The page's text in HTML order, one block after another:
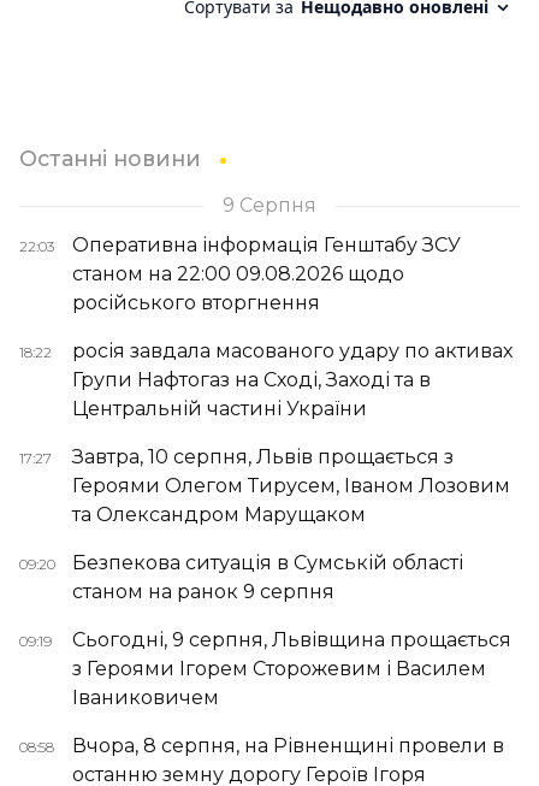
Останні новини
9 Серпня
22:03
Оперативна інформація Генштабу ЗСУ
станом на 22:00 09.08.2026 щодо
російського вторгнення
18:22
росія завдала масованого удару по активах
Групи Нафтогаз на Сході, Заході та в
Центральній частині України
17:27
Завтра, 10 серпня, Львів прощається з
Героями Олегом Тирусем, Іваном Лозовим
та Олександром Марущаком
09:20
Безпекова ситуація в Сумській області
станом на ранок 9 серпня
09:19
Сьогодні, 9 серпня, Львівщина прощається
з Героями Ігорем Сторожевим і Василем
Іваниковичем
08:58
Вчора, 8 серпня, на Рівненщині провели в
останню земну дорогу Героїв Ігоря